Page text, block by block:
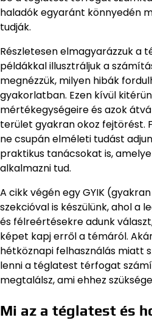
haladók egyaránt könnyedén
tudják.
Részletesen elmagyarázzuk a
példákkal illusztráljuk a
megnézzük, milyen hibák
gyakorlatban. Ezen kívül
mértékegységeire és azok
terület gyakran okoz fejtörést.
ne csupán elméleti tudást
praktikus tanácsokat is,
alkalmazni tud.
A cikk végén egy GYIK
szekcióval is készülünk, ahol a
és félreértésekre adunk
képet kapj erről a témáról.
hétköznapi felhasználás miatt
lenni a téglatest térfogat
megtalálsz, ami ehhez
Mi az a téglatest és